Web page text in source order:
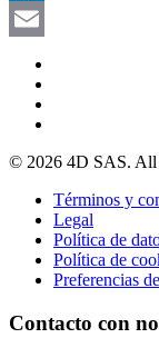
LinkedIn
© 2026 4D SAS. All
Términos y
Legal
Política de
Política de
Preferencias
Contacto con